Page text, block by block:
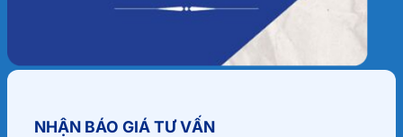
NHẬN BÁO GIÁ TƯ VẤN